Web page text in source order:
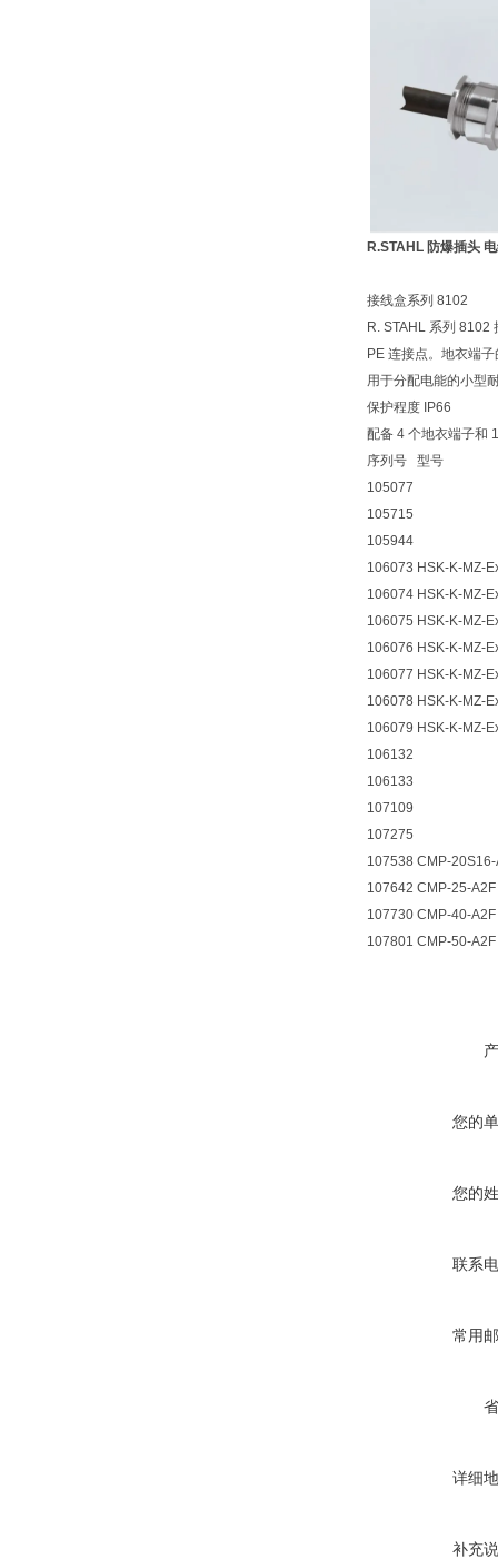
R.STAHL 防爆插头
接线盒系列 8102
R. STAHL 系列 8102
PE 连接点。地衣端
用于分配电能的小型
保护程度 IP66
配备 4 个地衣端子和
序列号 型号
105077
105715
105944
106073 HSK-K-MZ-
106074 HSK-K-MZ-
106075 HSK-K-MZ-
106076 HSK-K-MZ-
106077 HSK-K-MZ-
106078 HSK-K-MZ-
106079 HSK-K-MZ-
106132
106133
107109
107275
107538 CMP-20S16-
107642 CMP-25-A2F
107730 CMP-40-A2F
107801 CMP-50-A2F
您的
您的
联系
常用
详细
补充